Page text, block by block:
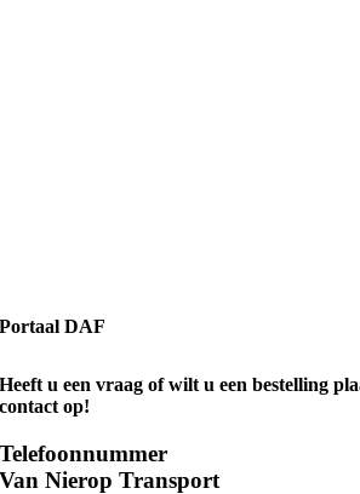
Portaal DAF
Heeft u een vraag of wilt u een bestelling
contact op!
Telefoonnummer
Van Nierop Transport